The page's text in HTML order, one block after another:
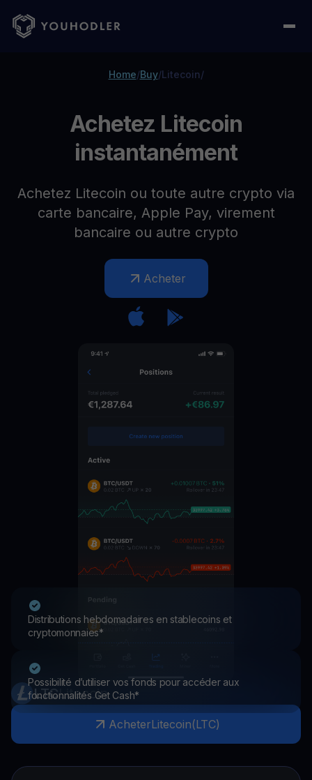
Home/Buy/Litecoin/
Achetez Litecoin
instantanément
Achetez Litecoin ou toute autre crypto via
carte bancaire, Apple Pay, virement
bancaire ou autre crypto
Acheter
Distributions hebdomadaires en stablecoins et
cryptomonnaies*
Possibilité d’utiliser vos fonds pour accéder aux
fonctionnalités Get Cash*
LTCLitecoin
AcheterLitecoin(LTC)